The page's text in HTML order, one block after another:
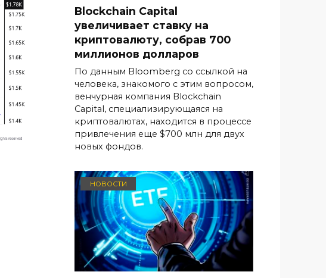
Blockchain Capital
увеличивает ставку на
криптовалюту, собрав 700
миллионов долларов
По данным Bloomberg со ссылкой на
человека, знакомого с этим вопросом,
венчурная компания Blockchain
Capital, специализирующаяся на
криптовалютах, находится в процессе
привлечения еще $700 млн для двух
новых фондов.
НОВОСТИ